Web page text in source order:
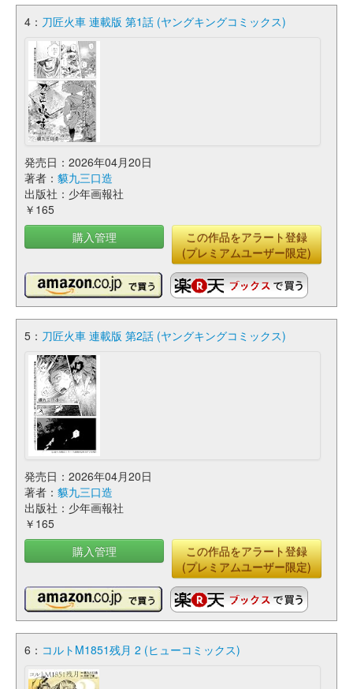
4： 刀匠火車 連載版 第1話 (ヤングキングコミックス)
発売日：2026年04月20日
著者： 貘九三口造
出版社：少年画報社
￥165
購入管理
この作品をアラート登録
(プレミアムユーザー限定)
5： 刀匠火車 連載版 第2話 (ヤングキングコミックス)
発売日：2026年04月20日
著者： 貘九三口造
出版社：少年画報社
￥165
購入管理
この作品をアラート登録
(プレミアムユーザー限定)
6： コルトM1851残月 2 (ヒューコミックス)